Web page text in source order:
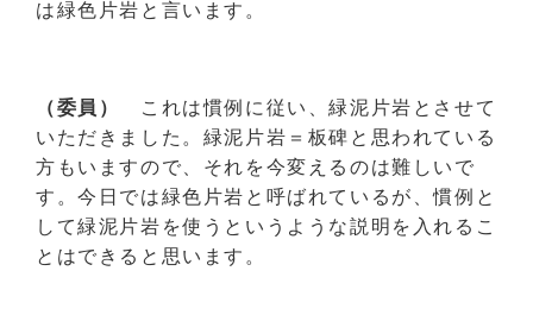
は緑色片岩と言います。
（委員）
これは慣例に従い、緑泥片岩とさせて
いただきました。緑泥片岩＝板碑と思われている
方もいますので、それを今変えるのは難しいで
す。今日では緑色片岩と呼ばれているが、慣例と
して緑泥片岩を使うというような説明を入れるこ
とはできると思います。